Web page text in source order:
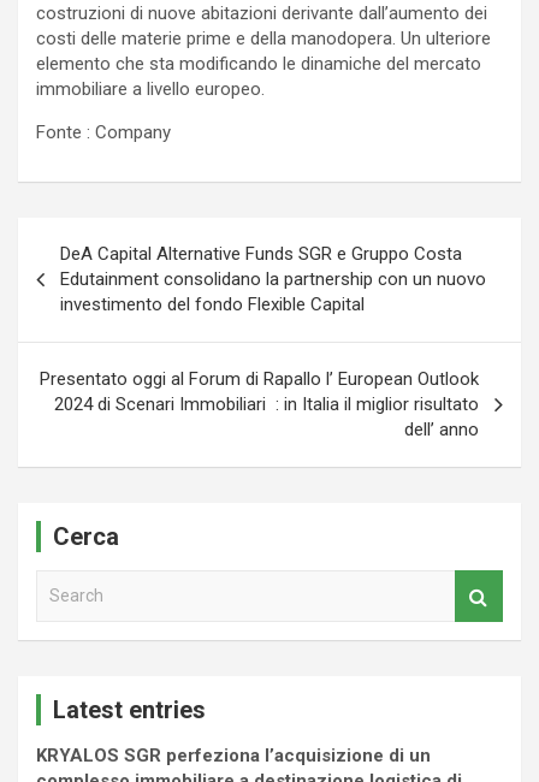
costruzioni di nuove abitazioni derivante dall’aumento dei
costi delle materie prime e della manodopera. Un ulteriore
elemento che sta modificando le dinamiche del mercato
immobiliare a livello europeo.
Fonte : Company
articoli
DeA Capital Alternative Funds SGR e Gruppo Costa
Edutainment consolidano la partnership con un nuovo
investimento del fondo Flexible Capital
Presentato oggi al Forum di Rapallo l’ European Outlook
2024 di Scenari Immobiliari : in Italia il miglior risultato
dell’ anno
Cerca
Latest entries
KRYALOS SGR perfeziona l’acquisizione di un